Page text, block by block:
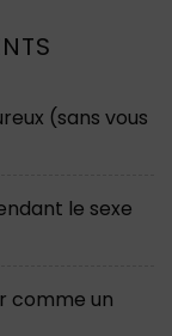
(sans vous
le sexe
comme un